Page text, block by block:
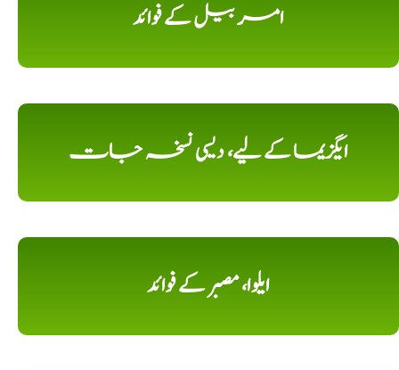
امر بیل کے فوائد
ایگزیما کے لیے، دیسی نسخہ جات
ایلوا، مصبر کے فوائد